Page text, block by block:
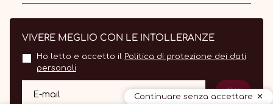
VIVERE MEGLIO CON LE INTOLLERANZE
Ho letto e accetto il Politica di protezione dei dati
personali
E-mail OK
Continuare senza accettare